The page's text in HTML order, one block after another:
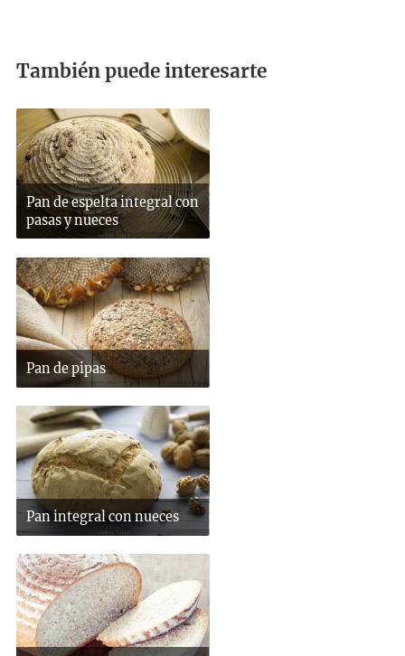
También puede interesarte
Pan de espelta integral con
pasas y nueces
Pan de pipas
Pan integral con nueces